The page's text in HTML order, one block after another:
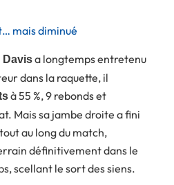
mais diminué
Davisa longtemps entretenu
dans la raquette, il
à 55 %, 9 rebonds et
Mais sa jambe droite a fini
au long du match,
définitivement dans le
scellant le sort des siens.